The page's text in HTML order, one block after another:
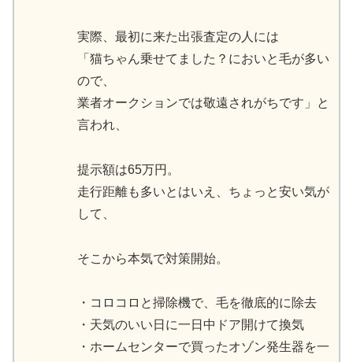
実際、最初に来た出張査定の人には
「猫ちゃん乗せてました？においと毛が多い
ので、
業者オークションでは敬遠されがちです」と
言われ、
提示額は65万円。
走行距離も多いとはいえ、ちょっと安い気が
して、
そこから本気で対策開始。
・コロコロと掃除機で、毛を徹底的に除去
・天気のいい日に一日中ドア開けて換気
・ホームセンターで買ったオゾン発生器を一